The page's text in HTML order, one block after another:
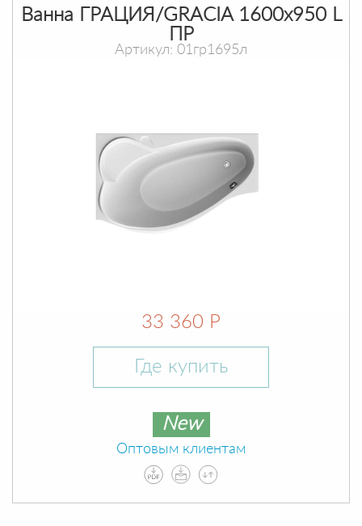
Ванна ГРАЦИЯ/GRACIA 1600х950 L
ПР
Артикул: 01гр1695л
33 360 Р
Где купить
New
Оптовым клиентам